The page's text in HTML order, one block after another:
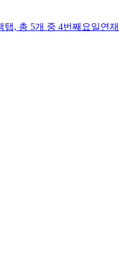
탭, 총 5개 중 4번째 요일연재